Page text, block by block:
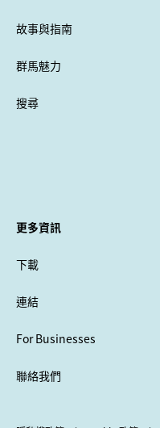
故事與指南
群馬魅力
搜尋
更多資訊
下載
連結
For Businesses
聯絡我們